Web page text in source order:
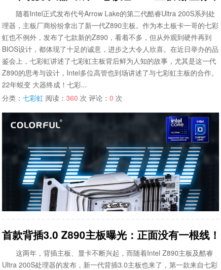
随着Intel正式发布代号Arrow Lake的第二代酷睿Ultra 200S系列处
理器，主板厂商纷纷拿出了新一代Z890主板。作为本土板卡一哥的七彩
虹也不例外，发布了七款新的Z890，看着不多，但从外观到硬件再到
BIOS设计，都体现了十足的诚意，进步之大令人欣喜。在近日举办的品
鉴会上，七彩虹讲述了七彩虹主板背后鲜为人知的故事，尤其是这一代
Z890的思考与设计，Intel多位高管也到场讲述了与七彩虹主板的合作。
22年蜕变 大器终成！七彩...
分类：七彩虹 阅读：360 次 评论：0 次
首款背插3.0 Z890主板曝光：正面没有一根线！
这两年，背插主板、显卡不断兴起，而随着Intel Z890主板及酷睿
Ultra 200S处理器的发布，新一代背插3.0主板也来了，第一款来自七彩